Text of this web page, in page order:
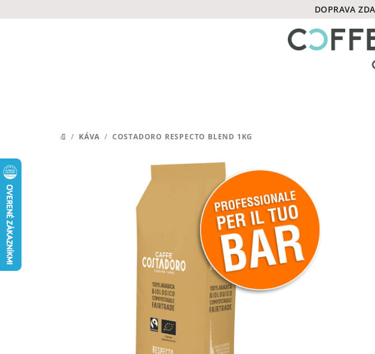
na
DOPRAVA
DOMOV
/ KÁVA / COSTADORO RESPECTO BLEND 1KG